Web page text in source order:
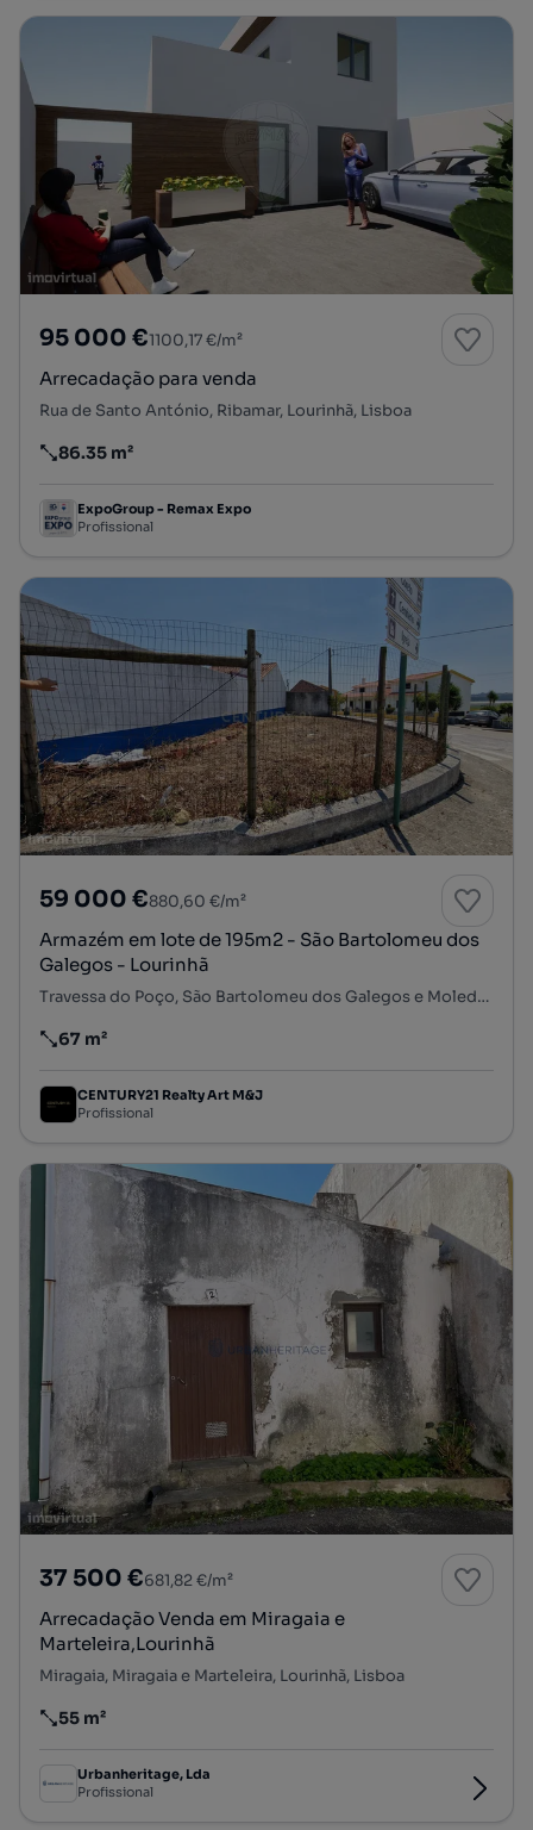
95 000 €1100,17 €/m²
Arrecadação para venda
Rua de Santo António, Ribamar, Lourinhã, Lisboa
Preço por metro quadrado
86.35 m²
ExpoGroup - Remax Expo
Profissional
59 000 €880,60 €/m²
Armazém em lote de 195m2 - São Bartolomeu dos
Galegos - Lourinhã
Travessa do Poço, São Bartolomeu dos Galegos e Moledo, Lourinhã, Lisboa
Preço por metro quadrado
67 m²
CENTURY21 Realty Art M&J
Profissional
37 500 €681,82 €/m²
Arrecadação Venda em Miragaia e
Marteleira,Lourinhã
Miragaia, Miragaia e Marteleira, Lourinhã, Lisboa
Preço por metro quadrado
55 m²
Urbanheritage, Lda
Profissional